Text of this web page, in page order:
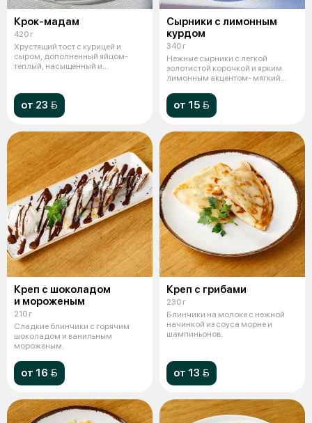
Крок-мадам
420 г
Хрустящий тост с курицей и
сыром, дополненный яйцом-
теплый, насыщенный и
от 23 
Сырники с лимонным
курдом
340 г
Нежные сырники с легкой
золотистой корочкой и ярким
лимонным акцентом- мягкий
от 15 
Креп с шоколадом
и мороженым
210 г
Сладкие блинчики с горячим
шоколадом и ванильным
мороженым.
от 16 
Креп с грибами
230 г
Блинчики на молоке с нежной
начинкой из соуса морне и
шампиньонов.
от 13 